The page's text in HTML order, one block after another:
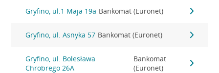
Gryfino, ul.1 Maja 19a Bankomat (Euronet)
Gryfino, ul. Asnyka 57 Bankomat (Euronet)
Gryfino, ul. Bolesława
Chrobrego 26A
Bankomat
(Euronet)